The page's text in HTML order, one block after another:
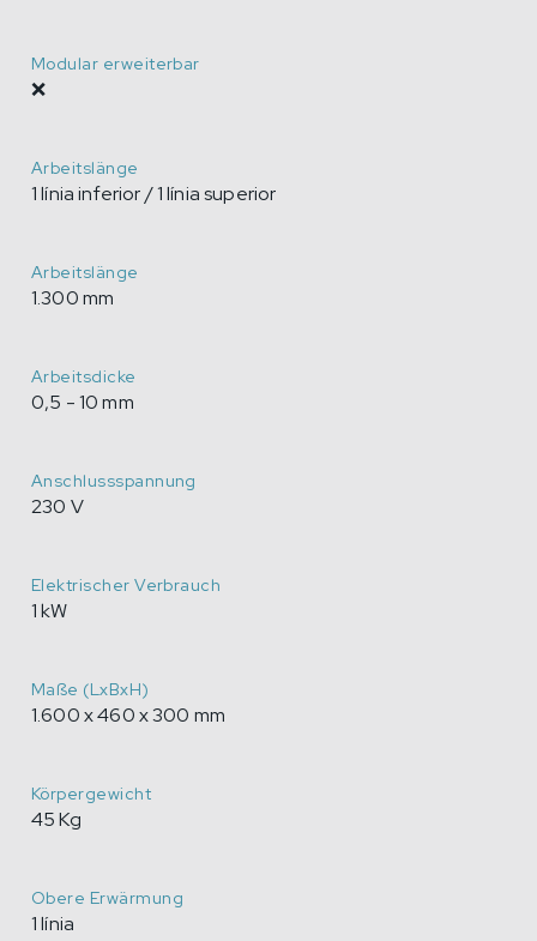
Modular erweiterbar
❌
Arbeitslänge
1 línia inferior / 1 línia superior
Arbeitslänge
1.300 mm
Arbeitsdicke
0,5 - 10 mm
Anschlussspannung
230 V
Elektrischer Verbrauch
1 kW
Maße (LxBxH)
1.600 x 460 x 300 mm
Körpergewicht
45 Kg
Obere Erwärmung
1 línia